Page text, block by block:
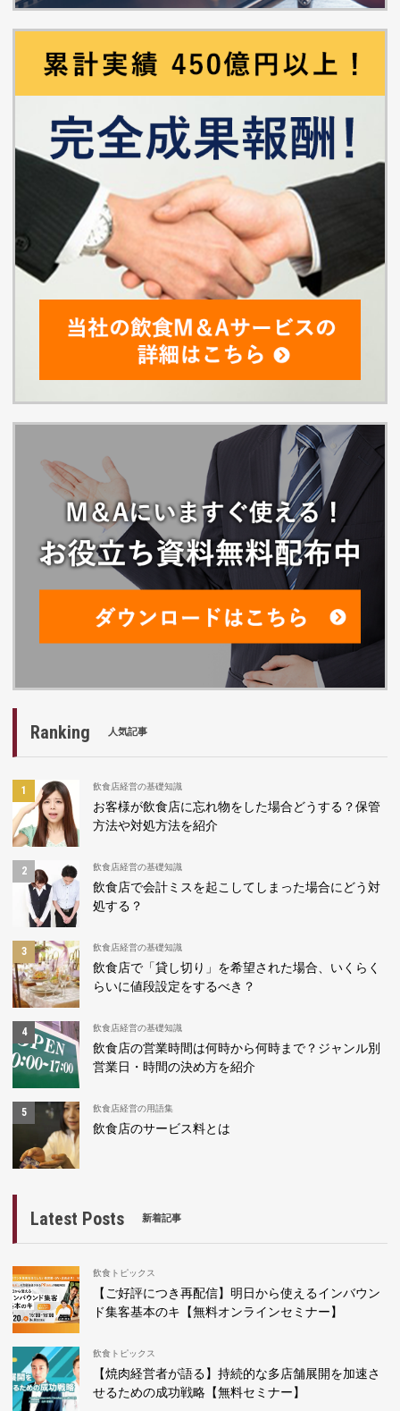
Ranking 人気記事
飲食店経営の基礎知識
お客様が飲食店に忘れ物をした場合どうする？保管
方法や対処方法を紹介
飲食店経営の基礎知識
飲食店で会計ミスを起こしてしまった場合にどう対
処する？
飲食店経営の基礎知識
飲食店で「貸し切り」を希望された場合、いくらく
らいに値段設定をするべき？
飲食店経営の基礎知識
飲食店の営業時間は何時から何時まで？ジャンル別
営業日・時間の決め方を紹介
飲食店経営の用語集
飲食店のサービス料とは
Latest Posts 新着記事
飲食トピックス
【ご好評につき再配信】明日から使えるインバウン
ド集客基本のキ【無料オンラインセミナー】
飲食トピックス
【焼肉経営者が語る】持続的な多店舗展開を加速さ
せるための成功戦略【無料セミナー】